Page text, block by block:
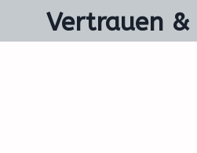
Vertrauen &